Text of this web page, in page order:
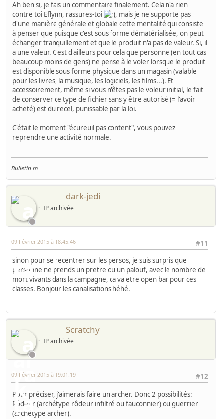
Ah ben si, je fais un commentaire finalement. Cela n'a rien
contre toi Eflynn, rassures-toi
, mais je ne supporte pas
d'une manière générale et globale cette mentalité qui consiste
à penser que puisque c'est sous forme dématérialisée, on peut
échanger tranquillement et que le produit n'a pas de valeur. Si, il
a une valeur. C'est d'ailleurs pour cela que personne (en tout cas
beaucoup moins de gens) ne pense à le voler lorsque le produit
est disponible sous forme physique dans un magasin (valable
pour les livres, la musique, les logiciels, les films...). Et
accessoirement, même si vous n'êtes pas le voleur initial, le fait
de conserver ce type de fichier sans y être autorisé (= l'avoir
acheté) est du recel, punissable par la loi.
C'était le moment "écureuil pas content", vous pouvez
reprendre une activité normale.
Bulletin m
dark-jedi
IP archivée
#11
09 Février 2015 à 18:45:46
sinon pour se recentrer sur les persos, je suis surpris que
personne ne prends un pretre ou un palouf, avec le nombre de
mort vivants dans la campagne, ca va etre open bar pour ces
classes. Bonjour les canalisations héhé.
Scratchy
IP archivée
#12
09 Février 2015 à 19:01:19
Pour préciser, j'aimerais faire un archer. Donc 2 possibilités:
Rôdeur (archétype rôdeur infiltré ou fauconnier) ou guerrier
(archétype archer).